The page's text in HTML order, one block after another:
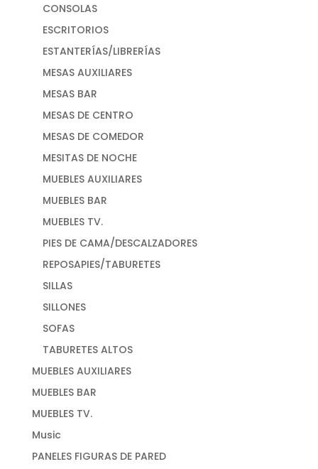
CONSOLAS
ESCRITORIOS
ESTANTERÍAS/LIBRERÍAS
MESAS AUXILIARES
MESAS BAR
MESAS DE CENTRO
MESAS DE COMEDOR
MESITAS DE NOCHE
MUEBLES AUXILIARES
MUEBLES BAR
MUEBLES TV.
PIES DE CAMA/DESCALZADORES
REPOSAPIES/TABURETES
SILLAS
SILLONES
SOFAS
TABURETES ALTOS
MUEBLES AUXILIARES
MUEBLES BAR
MUEBLES TV.
Music
PANELES FIGURAS DE PARED